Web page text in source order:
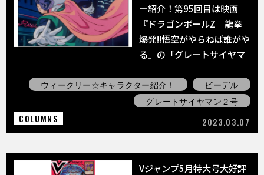
ー紹介！第95回目は映画
『ドラゴンボールZ 龍拳
爆発!!悟空がやらねば誰がや
る』の「グレートサイヤマ
ウィークリー☆キャラクター紹介！
ビーデル
グレートサイヤマン２号
COLUMNS
2023.03.07
Vジャンプ5月特大号大好評